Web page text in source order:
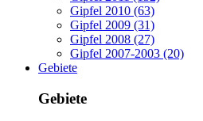
Gipfel 2010 (63)
Gipfel 2009 (31)
Gipfel 2008 (27)
Gipfel 2007-2003 (20)
Gebiete
Gebiete